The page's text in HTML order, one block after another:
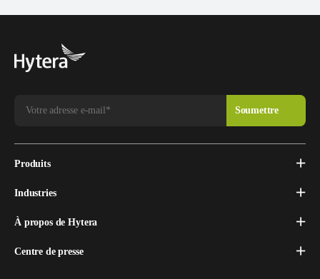
Produits
Industries
À propos de Hytera
Centre de presse